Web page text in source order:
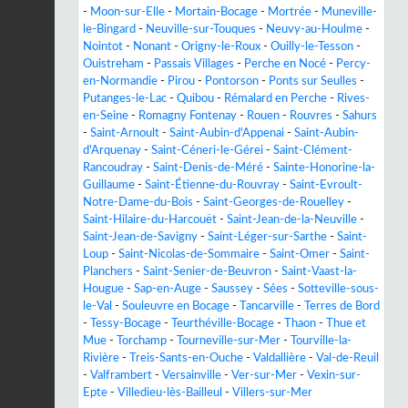
- Moon-sur-Elle - Mortain-Bocage - Mortrée - Muneville-
le-Bingard - Neuville-sur-Touques - Neuvy-au-Houlme -
Nointot - Nonant - Origny-le-Roux - Ouilly-le-Tesson -
Ouistreham - Passais Villages - Perche en Nocé - Percy-
en-Normandie - Pirou - Pontorson - Ponts sur Seulles -
Putanges-le-Lac - Quibou - Rémalard en Perche - Rives-
en-Seine - Romagny Fontenay - Rouen - Rouvres - Sahurs
- Saint-Arnoult - Saint-Aubin-d'Appenai - Saint-Aubin-
d'Arquenay - Saint-Céneri-le-Gérei - Saint-Clément-
Rancoudray - Saint-Denis-de-Méré - Sainte-Honorine-la-
Guillaume - Saint-Étienne-du-Rouvray - Saint-Evroult-
Notre-Dame-du-Bois - Saint-Georges-de-Rouelley -
Saint-Hilaire-du-Harcouët - Saint-Jean-de-la-Neuville -
Saint-Jean-de-Savigny - Saint-Léger-sur-Sarthe - Saint-
Loup - Saint-Nicolas-de-Sommaire - Saint-Omer - Saint-
Planchers - Saint-Senier-de-Beuvron - Saint-Vaast-la-
Hougue - Sap-en-Auge - Saussey - Sées - Sotteville-sous-
le-Val - Souleuvre en Bocage - Tancarville -
Terres de Bord
-
Tessy-Bocage - Teurthéville-Bocage - Thaon -
Thue et
Mue - Torchamp - Tourneville-sur-Mer -
Tourville-la-
Rivière - Treis-Sants-en-Ouche - Valdallière - Val-de-Reuil
- Valframbert - Versainville - Ver-sur-Mer - Vexin-sur-
Epte - Villedieu-lès-Bailleul - Villers-sur-Mer